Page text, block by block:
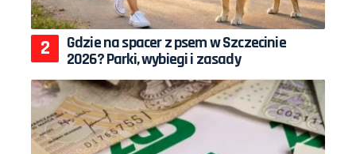
Gdzie na spacer z psem w Szczecinie
2026? Parki, wybiegi i zasady